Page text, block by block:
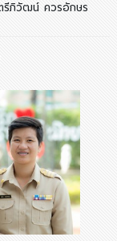
รีภิวัฒน์ ควรอักษร